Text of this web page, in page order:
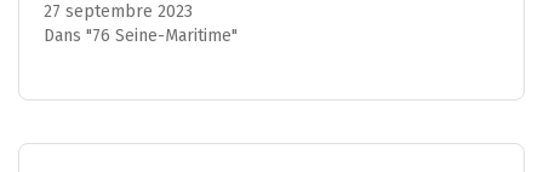
27 septembre 2023
Dans "76 Seine-Maritime"